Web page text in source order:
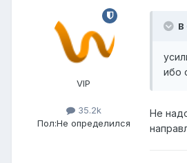
VIP
35.2k
Пол:Не определился
В
ибо
Не